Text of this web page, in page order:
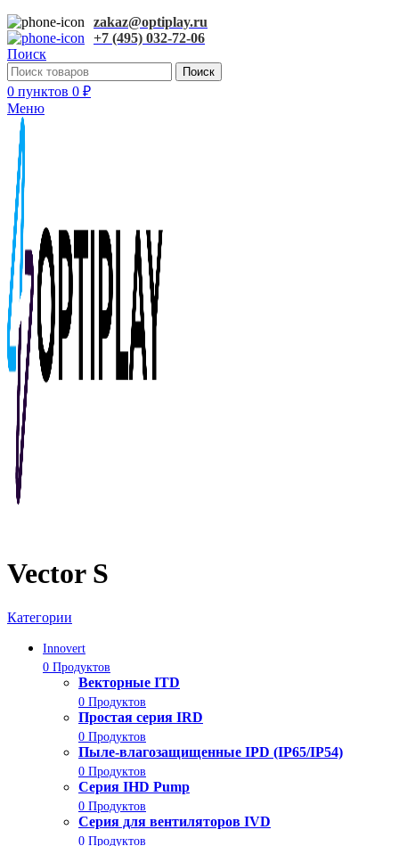
zakaz@optiplay.ru
+7 (495) 032-72-06
Поиск
Поиск
0 пунктов 0 ₽
Меню
Vector S
Категории
Innovert
0 Продуктов
Векторные ITD
0 Продуктов
Простая серия IRD
0 Продуктов
Пыле-влагозащищенные IPD (IP65/IP54)
0 Продуктов
Серия IHD Pump
0 Продуктов
Серия для вентиляторов IVD
0 Продуктов